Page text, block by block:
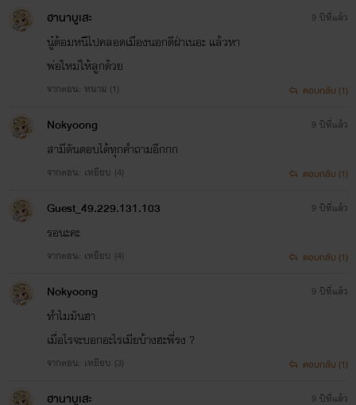
ฮานาบูเสะ
นู๋ต้อมหนีไปคลอดเมืองนอกดีฝ่าเนอะ แล้วหา
พ่อใหม่ให้ลูกด้วย
จากตอน: หนาม (1)
9 ปีที่แล้ว
ตอบกลับ (1)
Nokyoong
สามีดันตอบได้ทุกคำถามอีกกก
จากตอน: เหยียบ (4)
9 ปีที่แล้ว
ตอบกลับ (1)
Guest_49.229.131.103
รอนะคะ
จากตอน: เหยียบ (4)
9 ปีที่แล้ว
ตอบกลับ (1)
Nokyoong
ทำไมมันฮา
เมื่อไรจะบอกอะไรเมียบ้างฮะพี่รง ?
จากตอน: เหยียบ (3)
9 ปีที่แล้ว
ตอบกลับ (1)
ฮานาบูเสะ 9 ปีที่แล้ว